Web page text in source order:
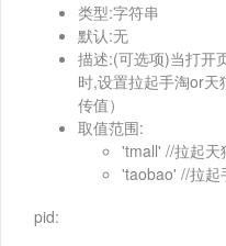
类型:字符串
默认:无
描述:(可选项)当打开
时,设置拉起手淘or
传值）
取值范围:
'tmall' //拉起天
'taobao' //拉起
pid: